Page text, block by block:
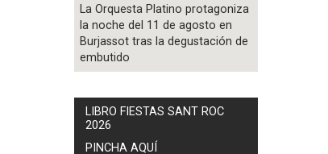
La Orquesta Platino protagoniza
la noche del 11 de agosto en
Burjassot tras la degustación de
embutido
LIBRO FIESTAS SANT ROC
2026
PINCHA AQUÍ